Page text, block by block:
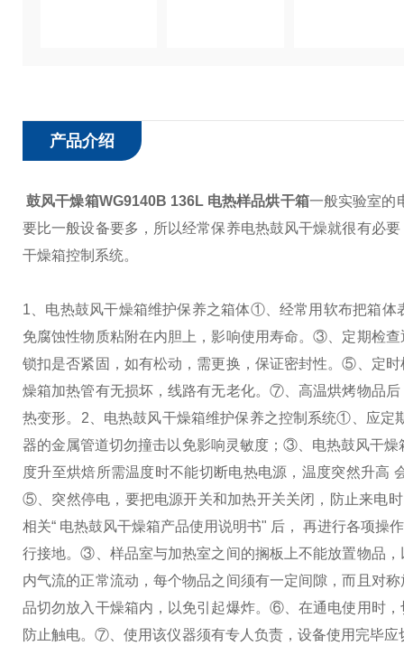
产品介绍
鼓风干燥箱WG9140B 136L 电热样品烘干箱一般实验室的
要比一般设备要多，所以经常保养电热鼓风干燥就很有必
干燥箱控制系统。
1、电热鼓风干燥箱维护保养之箱体①、经常用软布把箱体
免腐蚀性物质粘附在内胆上，影响使用寿命。③、定期检查
锁扣是否紧固，如有松动，需更换，保证密封性。⑤、定时
燥箱加热管有无损坏，线路有无老化。 ⑦、高温烘烤物品后
热变形。 2、电热鼓风干燥箱维护保养之控制系统①、应定
器的金属管道切勿撞击以免影响灵敏度； ③、电热鼓风干燥
度升至烘焙所需温度时不能切断电热电源，温度突然升高
⑤、突然停电，要把电源开关和加热开关关闭，防止来电
相关“ 电热鼓风干燥箱产品使用说明书" 后， 再进行各项操作
行接地。③、样品室与加热室之间的搁板上不能放置物品
内气流的正常流动，每个物品之间须有一定间隙，而且对
品切勿放入干燥箱内，以免引起爆炸。 ⑥、在通电使用时，
防止触电。⑦、使用该仪器须有专人负责，设备使用完毕应